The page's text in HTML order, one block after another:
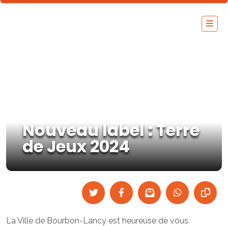
Nouveau label : Terre
de Jeux 2024
La Ville de Bourbon-Lancy est heureuse de vous